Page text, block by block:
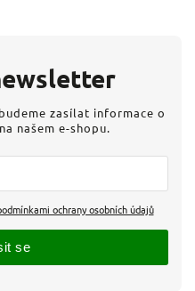
zasílat informace o
našem e-shopu.
ochrany osobních údajů
se